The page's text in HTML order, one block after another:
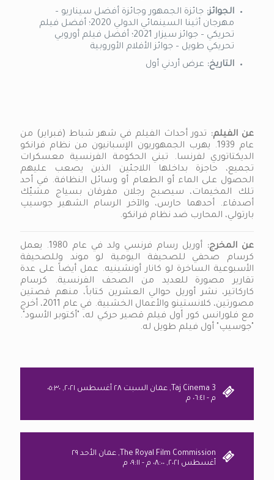
الجوائز: جائزة الجمهور وجائزة أفضل سيناريو –
مهرجان أثينا السينمائي الدولي 2020؛ أفضل فيلم
تحريكي – جوائز سيزار 2021؛ أفضل فيلم أوروبي
تحريكي طويل – جوائز الأفلام الأوروبية
التاريخ: عرض أردني أول
عن الفيلم: تدور أحداث الفيلم في شهر شباط (فبراير) من
عام 1939. يهرب الجمهوريون الإسبانيون من نظام فرانكو
الديكتاتوري لفرنسا. تبني الحكومة الفرنسية معسكرات
تجميع، حاجزة بداخلها اللاجئين الذين يصعب عليهم
الحصول على الماء أو الطعام أو وسائل النظافة. في أحد
تلك المخيمات، سيصبح رجلان مفرقان بسياج مشيّك
أصدقاء. أحدهما حارس، والآخر الرسام الشهير جوسيپ
بارتولي، المحارب ضد نظام فرانكو.
عن المخرج:
أوريل رسام فرنسي ولد في عام 1980. يعمل
كرسام صحفي للصحيفة اليومية لو موند وللصحيفة
الأسبوعية الساخرة لو كانار أونشينيه. عمل أيضاً على عدة
تقارير مصورة للعديد من الصحف الفرنسية. كرسام
كاركاتير، نشر أوريل حوالي العشرين كتاباً، منهم قصتين
مصورتين، كلانستينو والأعمال الخشبية. في عام 2011، أخرج
مع فلورانس كور أول فيلم قصير حركي له، "أكتوبر الأسود".
"جوسيپ" أول فيلم طويل له.
Taj Cinema 3, عمان السبت ٢٨ أغسطس ٢٠٢١, ٠٥:٣٠
م - ٠٦:٤١ م
The Royal Film Commission, عمان الأحد ٢٩
أغسطس ٢٠٢١, ٠٨:٠٠ م - ٠٩:١١ م